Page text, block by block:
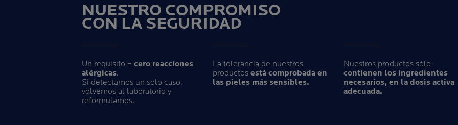
NUESTRO COMPROMISO
CON LA SEGURIDAD
Un requisito = cero reacciones
alérgicas.
Si detectamos un solo caso,
volvemos al laboratorio y
reformulamos.
La tolerancia de nuestros
productos está comprobada en
las pieles más sensibles.
Nuestros productos sólo
contienen los ingredientes
necesarios, en la dosis activa
adecuada.